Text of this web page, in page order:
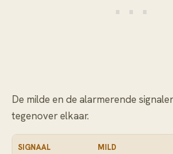
De milde en de alarmerende
tegenover elkaar.
SIGNAAL MILD